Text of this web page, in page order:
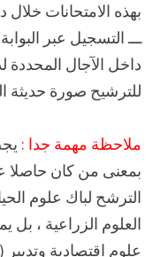
بهذه الامتحانات خلال دورة 2016 بدون
ـــ التسجيل عبر
داخل الآجال المحددة
للترشيح صورة حديثة
ملاحظة مهمة جدا :
بمعنى من كان حاصلا
الترشح لباك علوم
العلوم الزراعية ،
علوم اقتصادية